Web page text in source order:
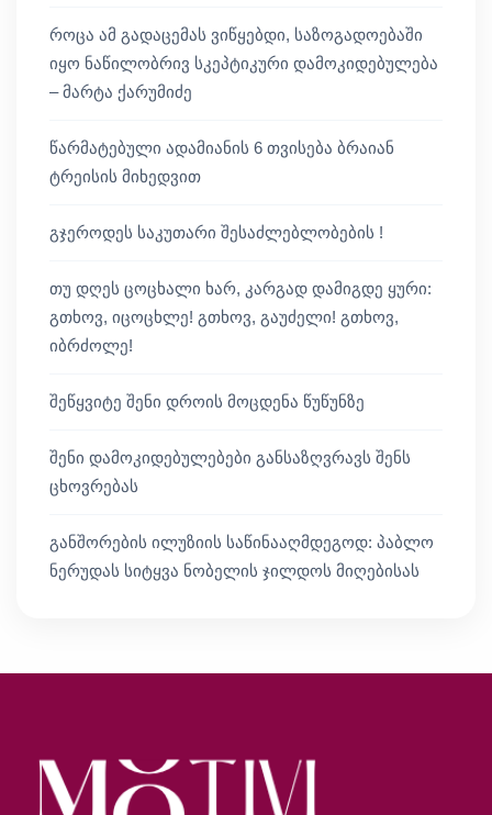
როცა ამ გადაცემას ვიწყებდი, საზოგადოებაში
იყო ნაწილობრივ სკეპტიკური დამოკიდებულება
– მარტა ქარუმიძე
წარმატებული ადამიანის 6 თვისება ბრაიან
ტრეისის მიხედვით
გჯეროდეს საკუთარი შესაძლებლობების !
თუ დღეს ცოცხალი ხარ, კარგად დამიგდე ყური:
გთხოვ, იცოცხლე! გთხოვ, გაუძელი! გთხოვ,
იბრძოლე!
შეწყვიტე შენი დროის მოცდენა წუწუნზე
შენი დამოკიდებულებები განსაზღვრავს შენს
ცხოვრებას
განშორების ილუზიის საწინააღმდეგოდ: პაბლო
ნერუდას სიტყვა ნობელის ჯილდოს მიღებისას